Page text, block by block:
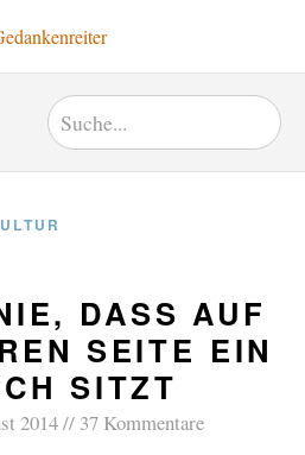
DASS AUF
SEITE EIN
SITZT
2014 37 Kommentare